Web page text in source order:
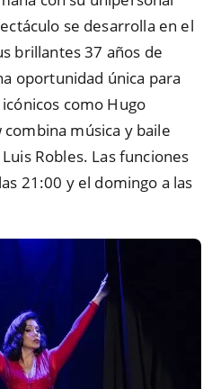
se desarrolla en el
brillantes 37 años de
oportunidad única para
como Hugo
combina música y baile
Robles. Las funciones
21:00 y el domingo a las